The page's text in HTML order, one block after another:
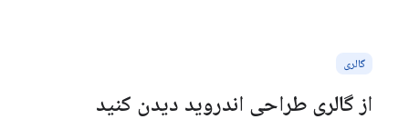
گالری
از گالری طراحی اندروید دیدن کنید